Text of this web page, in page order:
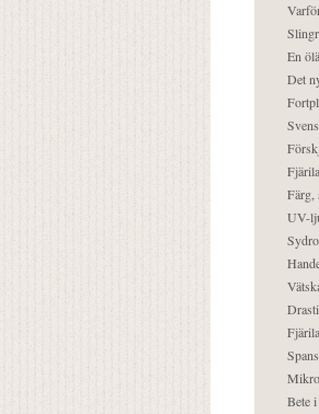
En
Det
Färg,
UV-
Bete